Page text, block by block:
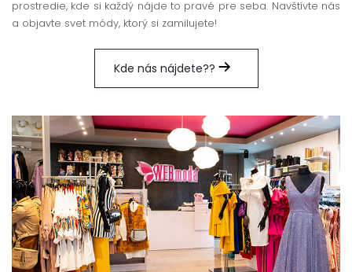
prostredie, kde si každý nájde to pravé pre seba. Navštívte nás
a objavte svet módy, ktorý si zamilujete!
Kde nás nájdete??